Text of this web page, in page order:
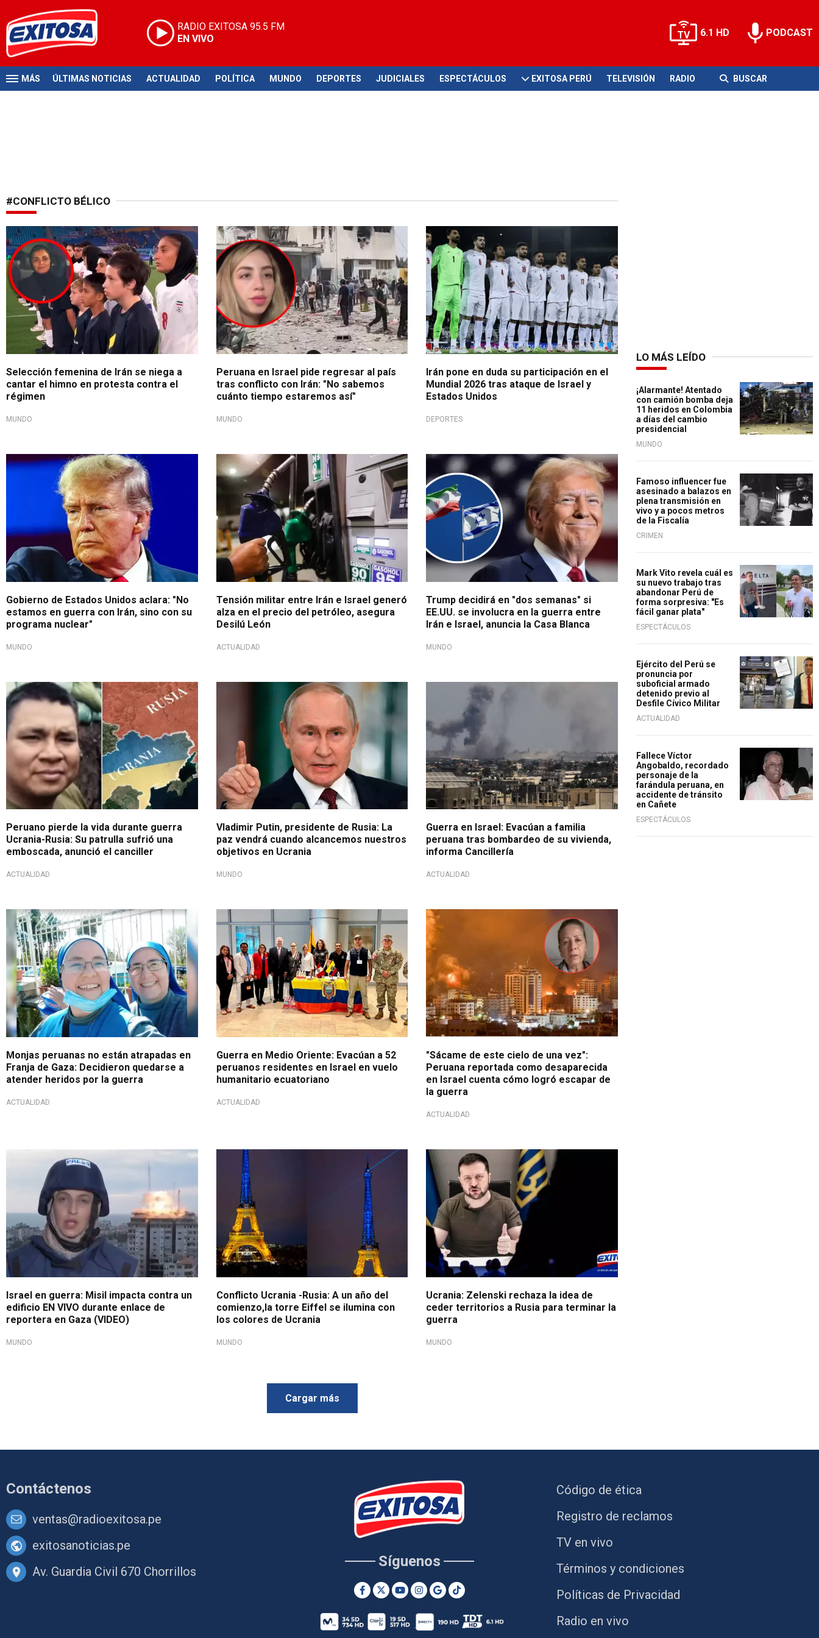
RADIO EXITOSA 95.5 FM
EN VIVO
6.1 HD PODCAST
MÁS ÚLTIMAS NOTICIAS ACTUALIDAD POLÍTICA MUNDO DEPORTES JUDICIALES ESPECTÁCULOS EXITOSA PERÚ TELEVISIÓN RADIO BUSCAR
#CONFLICTO BÉLICO
Protesta en la Copa Asia
Selección femenina de Irán se niega a
cantar el himno en protesta contra el
régimen
MUNDO
Lamentable situación
Peruana en Israel pide regresar al país
tras conflicto con Irán: "No sabemos
cuánto tiempo estaremos así"
MUNDO
Situación complicada
Irán pone en duda su participación en el
Mundial 2026 tras ataque de Israel y
Estados Unidos
DEPORTES
Luego de ataques
Gobierno de Estados Unidos aclara: "No
estamos en guerra con Irán, sino con su
programa nuclear"
MUNDO
De no creer
Tensión militar entre Irán e Israel generó
alza en el precio del petróleo, asegura
Desilú León
ACTUALIDAD
Tensión mundial
Trump decidirá en "dos semanas" si
EE.UU. se involucra en la guerra entre
Irán e Israel, anuncia la Casa Blanca
MUNDO
Se repatriarán sus restos
Peruano pierde la vida durante guerra
Ucrania-Rusia: Su patrulla sufrió una
emboscada, anunció el canciller
ACTUALIDAD
En rueda de prensa
Vladimir Putin, presidente de Rusia: La
paz vendrá cuando alcancemos nuestros
objetivos en Ucrania
MUNDO
Conflicto internacional
Guerra en Israel: Evacúan a familia
peruana tras bombardeo de su vivienda,
informa Cancillería
ACTUALIDAD
Para ayudar a los demás
Monjas peruanas no están atrapadas en
Franja de Gaza: Decidieron quedarse a
atender heridos por la guerra
ACTUALIDAD
Repatriados
Guerra en Medio Oriente: Evacúan a 52
peruanos residentes en Israel en vuelo
humanitario ecuatoriano
ACTUALIDAD
En exclusiva
"Sácame de este cielo de una vez":
Peruana reportada como desaparecida
en Israel cuenta cómo logró escapar de
la guerra
ACTUALIDAD
Duro momento
Israel en guerra: Misil impacta contra un
edificio EN VIVO durante enlace de
reportera en Gaza (VIDEO)
MUNDO
Homenaje
Conflicto Ucrania -Rusia: A un año del
comienzo,la torre Eiffel se ilumina con
los colores de Ucrania
MUNDO
Ucrania: Zelenski rechaza la idea de
ceder territorios a Rusia para terminar la
guerra
MUNDO
Cargar más
LO MÁS LEÍDO
¡Alarmante! Atentado
con camión bomba deja
11 heridos en Colombia
a días del cambio
presidencial
MUNDO
Famoso influencer fue
asesinado a balazos en
plena transmisión en
vivo y a pocos metros
de la Fiscalía
CRIMEN
Mark Vito revela cuál es
su nuevo trabajo tras
abandonar Perú de
forma sorpresiva: "Es
fácil ganar plata"
ESPECTÁCULOS
Ejército del Perú se
pronuncia por
suboficial armado
detenido previo al
Desfile Cívico Militar
ACTUALIDAD
Fallece Víctor
Angobaldo, recordado
personaje de la
farándula peruana, en
accidente de tránsito
en Cañete
ESPECTÁCULOS
Contáctenos
ventas@radioexitosa.pe
exitosanoticias.pe
Av. Guardia Civil 670 Chorrillos
Síguenos
Código de ética
Registro de reclamos
TV en vivo
Términos y condiciones
Políticas de Privacidad
Radio en vivo